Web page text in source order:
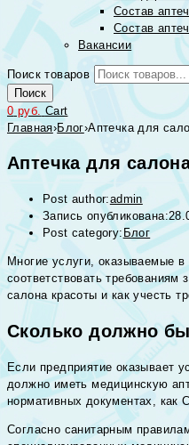
Состав
Состав
Вакансии
Поиск товаров
Поиск
0руб. Cart
Главная›Блог›Аптечка для
Аптечка для
Post author:admin
Запись опубликована:
Post category: Блог
Многие услуги, оказываемые
соответствовать требованиям
салона красоты и как учесть
Сколько должно
Если предприятие оказывает
должно иметь медицинскую
нормативных документах,
Согласно санитарным